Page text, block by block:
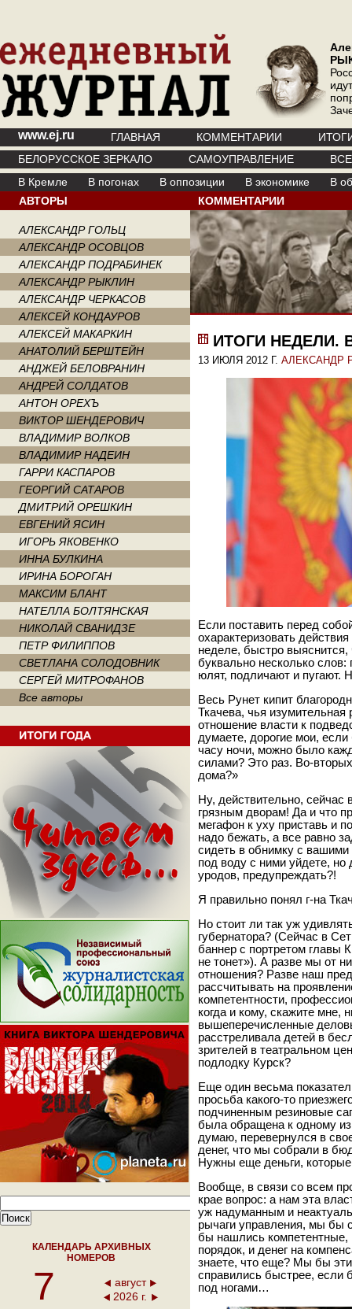
www.ej.ru ГЛАВНАЯ КОММЕНТАРИИ
БЕЛОРУССКОЕ ЗЕРКАЛО
САМОУПРАВЛЕНИЕ
В Кремле
В погонах В оппозиции В экономике
В
АВТОРЫ
АЛЕКСАНДР ГОЛЬЦ
АЛЕКСАНДР ОСОВЦОВ
АЛЕКСАНДР ПОДРАБИНЕК
АЛЕКСАНДР РЫКЛИН
АЛЕКСАНДР ЧЕРКАСОВ
АЛЕКСЕЙ КОНДАУРОВ
АЛЕКСЕЙ МАКАРКИН
АНАТОЛИЙ БЕРШТЕЙН
АНДЖЕЙ БЕЛОВРАНИН
АНДРЕЙ СОЛДАТОВ
АНТОН ОРЕХЪ
ВИКТОР ШЕНДЕРОВИЧ
ВЛАДИМИР ВОЛКОВ
ВЛАДИМИР НАДЕИН
ГАРРИ КАСПАРОВ
ГЕОРГИЙ САТАРОВ
ДМИТРИЙ ОРЕШКИН
ЕВГЕНИЙ ЯСИН
ИГОРЬ ЯКОВЕНКО
ИННА БУЛКИНА
ИРИНА БОРОГАН
МАКСИМ БЛАНТ
НАТЕЛЛА БОЛТЯНСКАЯ
НИКОЛАЙ СВАНИДЗЕ
ПЕТР ФИЛИППОВ
СВЕТЛАНА СОЛОДОВНИК
СЕРГЕЙ МИТРОФАНОВ
Все авторы
КАЛЕНДАРЬ АРХИВНЫХ
НОМЕРОВ
7
август
2026 г.
КОММЕНТАРИИ
ИТОГИ НЕДЕЛИ.
13 ИЮЛЯ 2012 Г. АЛЕКСАНДР
Если поставить перед
охарактеризовать
неделе, быстро выяснится,
буквально несколько слов:
юлят, подличают и пугают.
Весь Рунет кипит
Ткачева, чья
отношение власти к
думаете, дорогие мои,
часу ночи, можно было
силами? Это раз. Во-
дома?»
Ну, действительно,
грязным дворам! Да и что
мегафон к уху приставь и
надо бежать, а все равно
сидеть в обнимку с вашими
под воду с ними уйдете, но
уродов, предупреждать?!
Я правильно понял г-на
Но стоит ли так уж
губернатора? (Сейчас в
баннер с портретом главы
не тонет»). А разве мы от
отношения? Разве наш
рассчитывать на
компетентности,
когда и кому, скажите мне,
вышеперечисленные
расстреливала детей в
зрителей в театральном
подлодку Курск?
Еще один весьма
просьба какого-то
подчиненным резиновые
была обращена к одному
думаю, перевернулся в
денег, что мы собрали в
Нужны еще деньги,
Вообще, в связи со всем
крае вопрос: а нам эта
уж надуманным и
рычаги управления, мы бы
бы нашлись
порядок, и денег на
знаете, что еще? Мы бы
справились быстрее, если
под ногами…